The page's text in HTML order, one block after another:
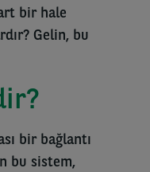
bir hale
Gelin, bu
bir bağlantı
bu sistem,